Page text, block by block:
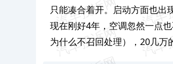
只能凑合着开。启动方面也出
现在刚好4年，空调忽然一点
为什么不召回处理），20几万